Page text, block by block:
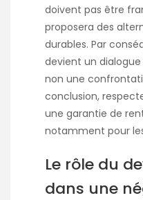
doivent pas être
proposera des
durables. Par
devient un
non une
conclusion,
une garantie de
notamment pour
Le rôle du
dans une